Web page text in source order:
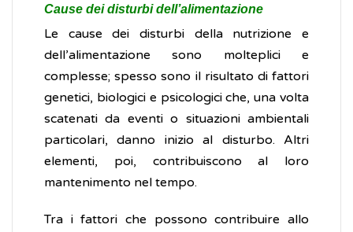
Cause dei disturbi dell’alimentazione
Le cause dei disturbi della nutrizione e
dell’alimentazione sono molteplici e
complesse; spesso sono il risultato di fattori
genetici, biologici e psicologici che, una volta
scatenati da eventi o situazioni ambientali
particolari, danno inizio al disturbo. Altri
elementi, poi, contribuiscono al loro
mantenimento nel tempo.
Tra i fattori che possono contribuire allo